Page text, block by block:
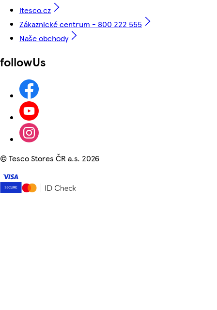
itesco.cz
Zákaznické centrum - 800 222 555
Naše obchody
followUs
©Tesco Stores ČR a.s. 2026